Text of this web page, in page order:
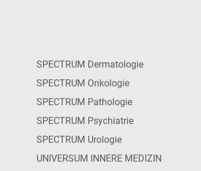
SPECTRUM Dermatologie
SPECTRUM Onkologie
SPECTRUM Pathologie
SPECTRUM Psychiatrie
SPECTRUM Urologie
UNIVERSUM INNERE MEDIZIN